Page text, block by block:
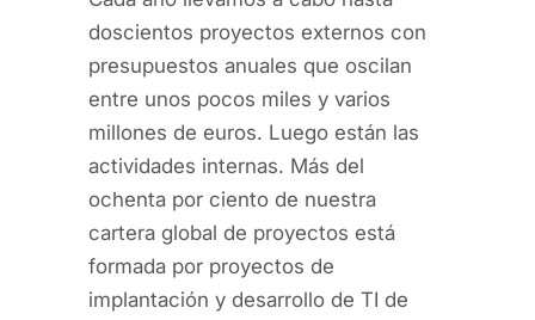
doscientos proyectos externos con
presupuestos anuales que oscilan
entre unos pocos miles y varios
millones de euros. Luego están las
actividades internas. Más del
ochenta por ciento de nuestra
cartera global de proyectos está
formada por proyectos de
implantación y desarrollo de TI de